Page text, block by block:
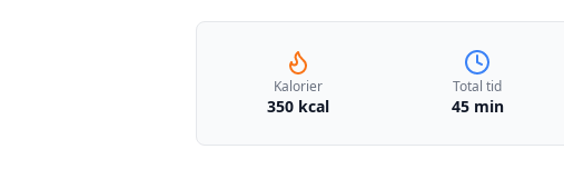
Kalorier
350 kcal
Total tid
45 min